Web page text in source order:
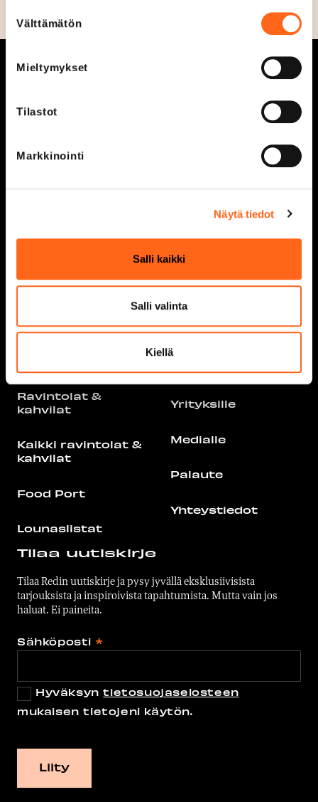
valinta
Välttämätön
Mieltymykset
Tilastot
Markkinointi
Näytä tiedot
Salli kaikki
Salli valinta
Kiellä
Liikkeet ja palvelut
Kaikki liikkeet &
Liikuntakeskus
Second Hand
Viihdemaailma
Ravintolat &
kahvilat
Kaikki ravintolat &
kahvilat
Food Port
Lounaslistat
Ajankohtaista
Vastuullisuus
Info
Pysäköinti
Pohjakartat
Yrityksille
Medialle
Palaute
Yhteystiedot
Tilaa uutiskirje
Tilaa Redin uutiskirje ja pysy jyvällä eksklusiivisista
tarjouksista ja inspiroivista tapahtumista. Mutta vain jos
haluat. Ei paineita.
Sähköposti *
Hyväksyntietosuojaselosteen
mukaisen tietojeni käytön.